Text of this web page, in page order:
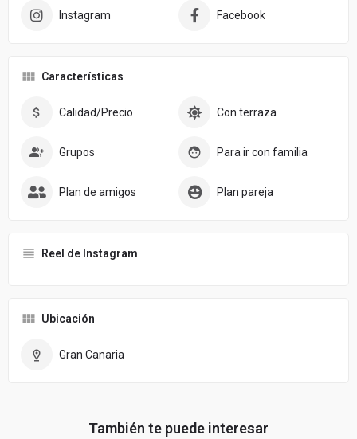
Instagram Facebook
Características
Calidad/Precio Con terraza
Grupos Para ir con familia
Plan de amigos Plan pareja
Reel de Instagram
Ubicación
Gran Canaria
También te puede interesar